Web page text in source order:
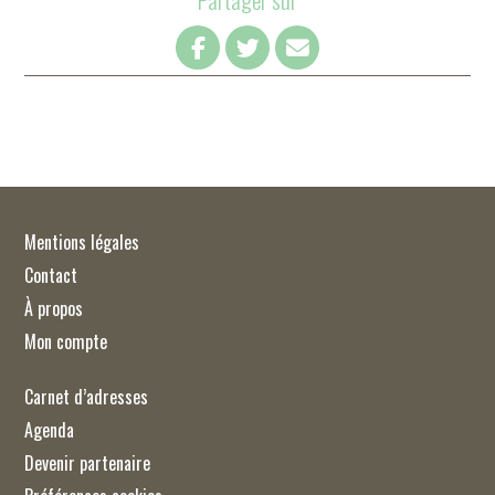
Mentions légales
Contact
À propos
Mon compte
Carnet d’adresses
Agenda
Devenir partenaire